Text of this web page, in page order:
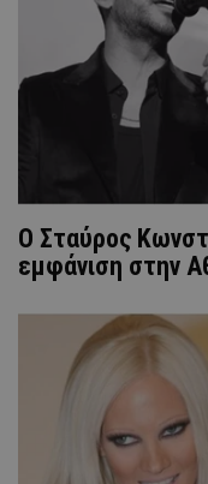
O Σταύρος
εμφάνιση στην